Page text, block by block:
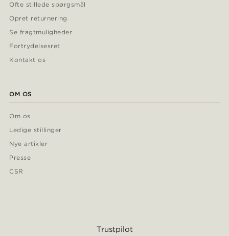
Ofte stillede spørgsmål
Opret returnering
Se fragtmuligheder
Fortrydelsesret
Kontakt os
OM OS
Om os
Ledige stillinger
Nye artikler
Presse
CSR
Trustpilot